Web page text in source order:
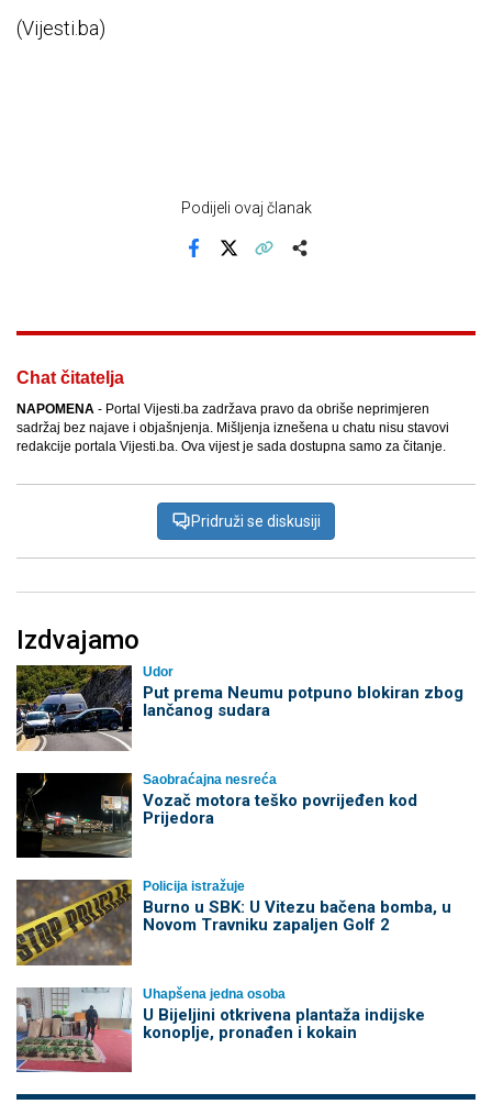
(Vijesti.ba)
Podijeli ovaj članak
Chat čitatelja
NAPOMENA - Portal Vijesti.ba zadržava pravo da obriše neprimjeren
sadržaj bez najave i objašnjenja. Mišljenja iznešena u chatu nisu stavovi
redakcije portala Vijesti.ba. Ova vijest je sada dostupna samo za čitanje.
Pridruži se diskusiji
Izdvajamo
Udor
Put prema Neumu potpuno blokiran zbog
lančanog sudara
Saobraćajna nesreća
Vozač motora teško povrijeđen kod
Prijedora
Policija istražuje
Burno u SBK: U Vitezu bačena bomba, u
Novom Travniku zapaljen Golf 2
Uhapšena jedna osoba
​U Bijeljini otkrivena plantaža indijske
konoplje, pronađen i kokain